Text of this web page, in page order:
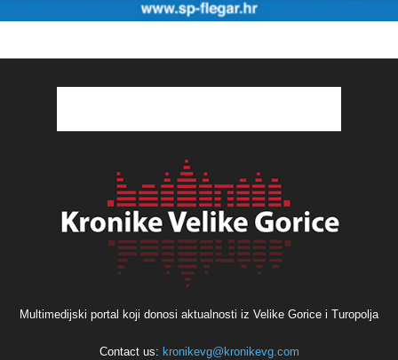
Multimedijski portal koji donosi aktualnosti iz Velike Gorice i Turopolja
Contact us: kronikevg@kronikevg.com